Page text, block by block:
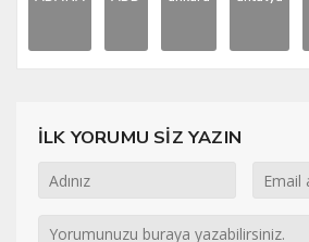
İLK YORUMU SİZ YAZIN